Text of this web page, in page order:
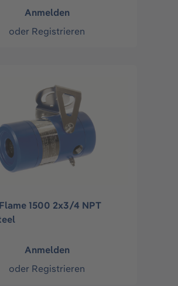
Anmelden
oder Registrieren
1500 2x3/4 NPT
Anmelden
oder Registrieren